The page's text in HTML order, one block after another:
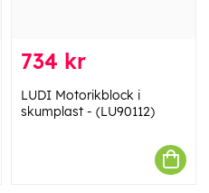
734 kr
LUDI Motorikblock i
skumplast - (LU90112)